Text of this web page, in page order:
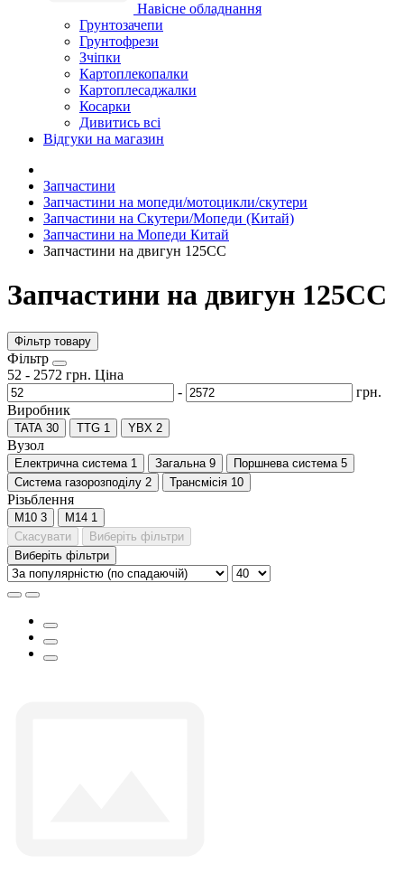
Навісне обладнання
Грунтозачепи
Грунтофрези
Зчіпки
Картоплекопалки
Картоплесаджалки
Косарки
Дивитись всі
Відгуки на магазин
Запчастини
Запчастини на мопеди/мотоцикли/скутери
Запчастини на Скутери/Мопеди (Китай)
Запчастини на Мопеди Китай
Запчастини на двигун 125СС
Запчастини на двигун 125СС
Фільтр товару
Фiльтр
52 - 2572 грн. Ціна
-
грн.
Виробник
TATA 30 TTG 1 YBX 2
Вузол
Електрична система 1 Загальна 9 Поршнева система 5
Система газорозподілу 2 Трансмісія 10
Різьблення
М10 3 М14 1
Скасувати
Виберіть фільтри
Виберіть фільтри